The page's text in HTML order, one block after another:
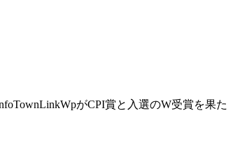
がCPI賞と入選のW受賞を果た